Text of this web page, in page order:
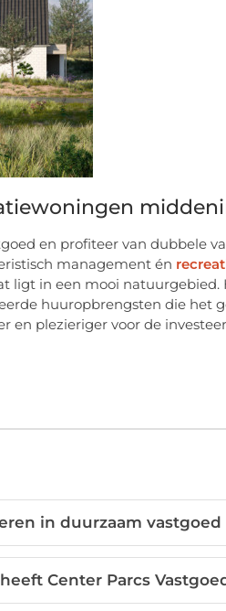
en profiteer van dubbele
management én
ligt in een mooi
huuropbrengsten die het
en plezieriger voor de
in duurzaam vastgoed
Center Parcs